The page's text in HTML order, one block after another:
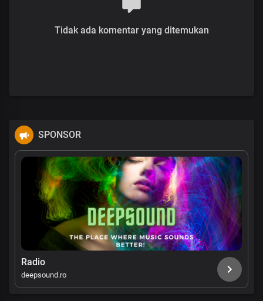
Tidak ada komentar yang ditemukan
SPONSOR
Radio
deepsound.ro